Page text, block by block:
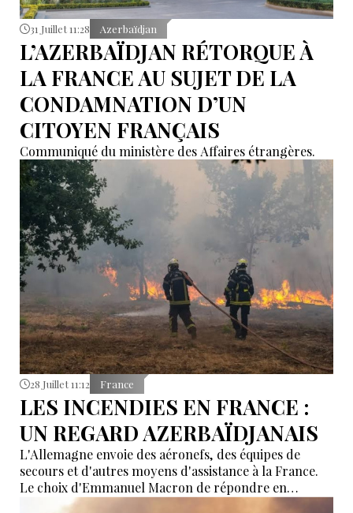
31 Juillet 11:28 Azerbaïdjan
L’AZERBAÏDJAN RÉTORQUE À
LA FRANCE AU SUJET DE LA
CONDAMNATION D’UN
CITOYEN FRANÇAIS
Communiqué du ministère des Affaires étrangères.
28 Juillet 11:12 France
LES INCENDIES EN FRANCE :
UN REGARD AZERBAÏDJANAIS
L'Allemagne envoie des aéronefs, des équipes de
secours et d'autres moyens d'assistance à la France.
Le choix d'Emmanuel Macron de répondre en
allemand a eu une portée symbolique.